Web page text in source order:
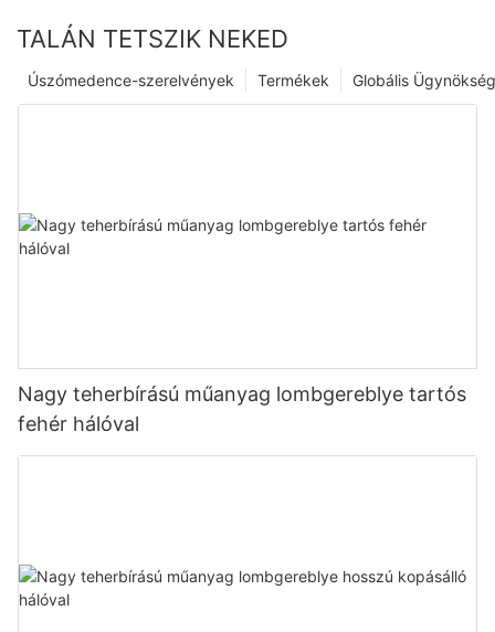
TALÁN TETSZIK NEKED
Globális Ügynökség
Termékek
Úszómedence-szerelvények
Nagy teherbírású műanyag lombgereblye tartós
fehér hálóval